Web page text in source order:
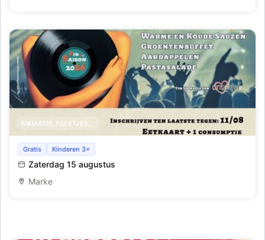
ANIMATIE, FEESTJES,..
Fin De Saison
Gratis Kinderen 3+
Zaterdag 15 augustus
Marke